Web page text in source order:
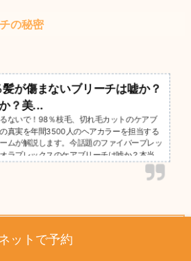
の秘密
が傷まないブリーチは嘘か？
？美...
ないで！98％枝毛、切れ毛カットのケアブ
真実を年間3500人のヘアカラーを担当する
ムが解説します。今話題のファイバープレッ
ラプレックスのケアブリーチは嘘か？本当
ットで予約